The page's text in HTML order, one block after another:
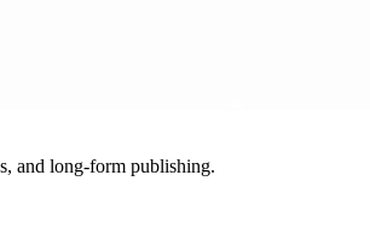
and long-form publishing.